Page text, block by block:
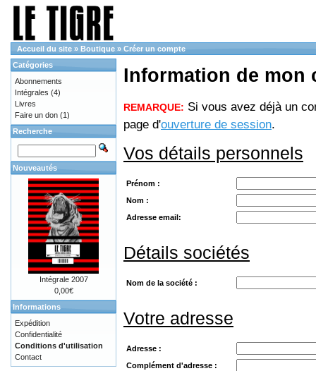
Accueil du site » Boutique » Créer un compte
Information de mon
REMARQUE: Si vous avez déjà un
page d'ouverture de session.
Vos détails personnels
Prénom :
Nom :
Adresse email:
Détails sociétés
Nom de la société :
Votre adresse
Adresse :
Complément d'adresse :
Catégories
Abonnements
Intégrales (4)
Livres
Faire un don (1)
Recherche
Nouveautés
Intégrale 2007
0,00€
Informations
Expédition
Confidentialité
Conditions d'utilisation
Contact